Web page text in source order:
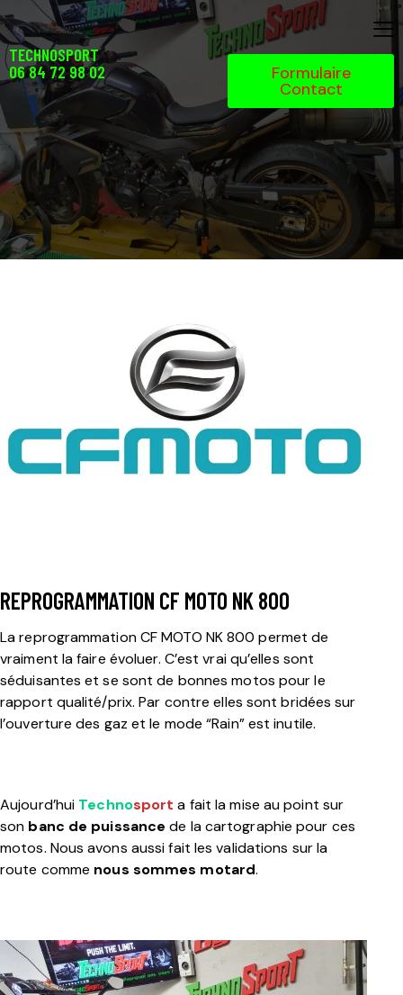
TECHNOSPORT
06 84 72 98 02
Formulaire
Contact
REPROGRAMMATION CF MOTO NK 800
La reprogrammation CF MOTO NK 800 permet de
vraiment la faire évoluer. C’est vrai qu’elles sont
séduisantes et se sont de bonnes motos pour le
rapport qualité/prix. Par contre elles sont bridées sur
l’ouverture des gaz et le mode “Rain” est inutile.
Aujourd’hui Technosport a fait la mise au point sur
son banc de puissance de la cartographie pour ces
motos. Nous avons aussi fait les validations sur la
route comme nous sommes motard.